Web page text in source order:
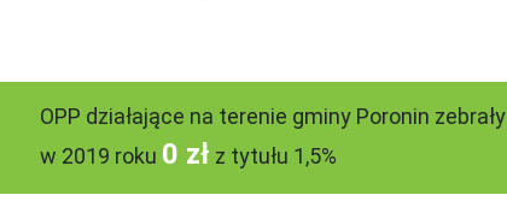
OPP działające na terenie gminy Poronin zebrały
w 2019 roku 0 zł z tytułu 1,5%